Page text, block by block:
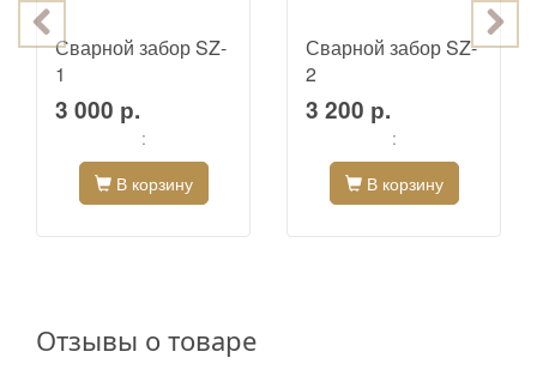
Сварной забор SZ-
1
3 000 р.
:
В корзину
Сварной забор SZ-
2
3 200 р.
:
В корзину
Отзывы о товаре